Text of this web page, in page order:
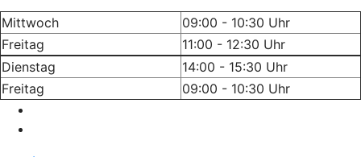
Mittwoch
09:00 - 10:30 Uhr
Freitag
11:00 - 12:30 Uhr
Dienstag
14:00 - 15:30 Uhr
Freitag
09:00 - 10:30 Uhr